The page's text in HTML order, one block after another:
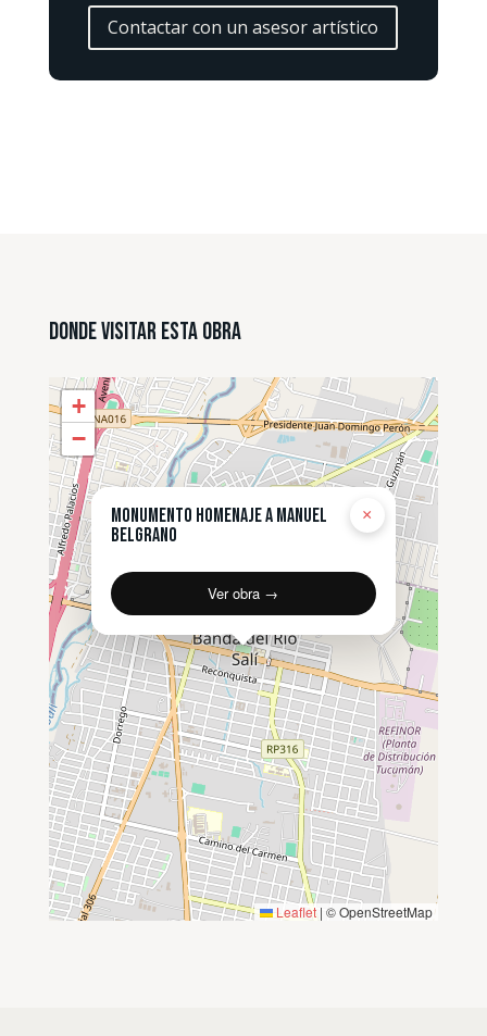
Contactar con un asesor artístico
Donde Visitar esta Obra
Monumento Homenaje a Manuel
Belgrano
Ver obra →
×
+
−
Leaflet | © OpenStreetMap